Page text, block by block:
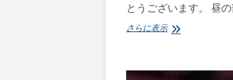
とうございます。 昼
さらに表示御